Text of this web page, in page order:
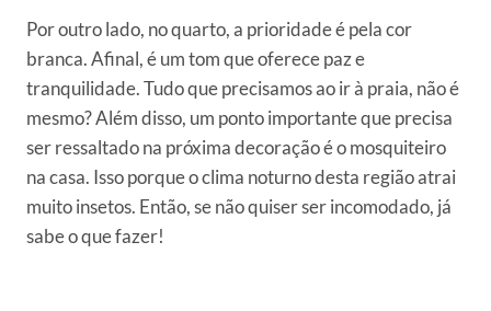
Por outro lado, no quarto, a prioridade é pela cor
branca. Afinal, é um tom que oferece paz e
tranquilidade. Tudo que precisamos ao ir à praia, não é
mesmo? Além disso, um ponto importante que precisa
ser ressaltado na próxima decoração é o mosquiteiro
na casa. Isso porque o clima noturno desta região atrai
muito insetos. Então, se não quiser ser incomodado, já
sabe o que fazer!